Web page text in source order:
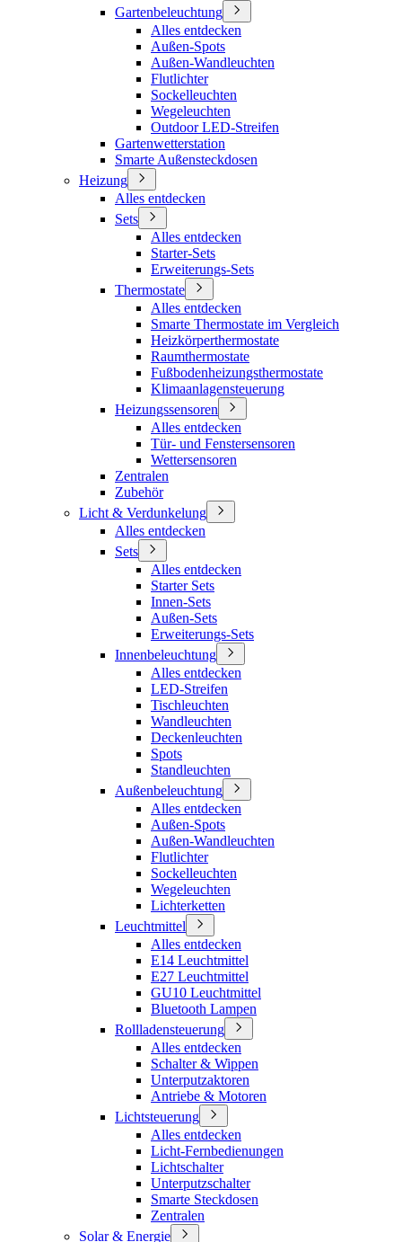
Gartenbeleuchtung
Alles entdecken
Außen-Spots
Außen-Wandleuchten
Flutlichter
Sockelleuchten
Wegeleuchten
Outdoor LED-Streifen
Gartenwetterstation
Smarte Außensteckdosen
Heizung
Alles entdecken
Sets
Alles entdecken
Starter-Sets
Erweiterungs-Sets
Thermostate
Alles entdecken
Smarte Thermostate im Vergleich
Heizkörperthermostate
Raumthermostate
Fußbodenheizungsthermostate
Klimaanlagensteuerung
Heizungssensoren
Alles entdecken
Tür- und Fenstersensoren
Wettersensoren
Zentralen
Zubehör
Licht & Verdunkelung
Alles entdecken
Sets
Alles entdecken
Starter Sets
Innen-Sets
Außen-Sets
Erweiterungs-Sets
Innenbeleuchtung
Alles entdecken
LED-Streifen
Tischleuchten
Wandleuchten
Deckenleuchten
Spots
Standleuchten
Außenbeleuchtung
Alles entdecken
Außen-Spots
Außen-Wandleuchten
Flutlichter
Sockelleuchten
Wegeleuchten
Lichterketten
Leuchtmittel
Alles entdecken
E14 Leuchtmittel
E27 Leuchtmittel
GU10 Leuchtmittel
Bluetooth Lampen
Rollladensteuerung
Alles entdecken
Schalter & Wippen
Unterputzaktoren
Antriebe & Motoren
Lichtsteuerung
Alles entdecken
Licht-Fernbedienungen
Lichtschalter
Unterputzschalter
Smarte Steckdosen
Zentralen
Solar & Energie